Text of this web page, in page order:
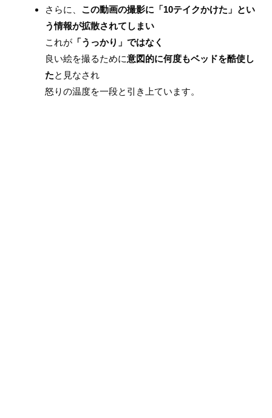
さらに、 この動画の撮影に「10テイクかけた」とい
う情報が拡散されてしまい
これが 「うっかり」ではなく
良い絵を撮るために意図的に何度もベッドを酷使し
たと見なされ
怒りの温度を一段と引き上ています。